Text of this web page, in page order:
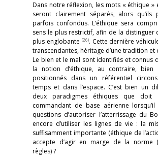
Dans notre réflexion, les mots « éthique »
seront clairement séparés, alors qu’ils
parfois confondus. L’éthique sera
sens le plus restrictif, afin de la distinguer
plus englobante (26). Cette dernière
transcendantes, héritage d’une tradition et
Le bien et le mal sont identifiés et connus
la notion d’éthique, au contraire,
positionnés dans un référentiel
temps et dans l’espace. C’est bien un
deux paradigmes éthiques que doit
commandant de base aérienne
questions d’autoriser l’atterrissage du
encore d’utiliser les lignes de vie : la
suffisamment importante (éthique de
accepte d’agir en marge de la norme
règles) ?